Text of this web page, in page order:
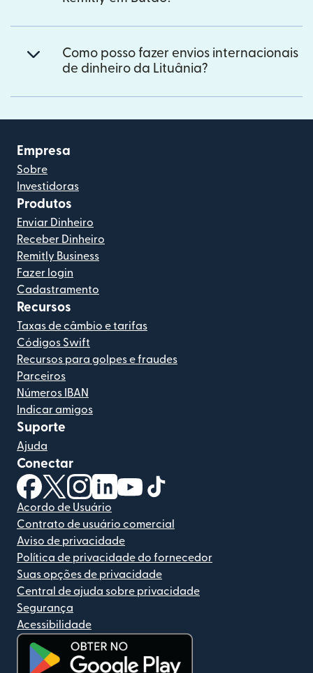
Como posso fazer envios internacionais
de dinheiro da Lituânia?
Empresa
Sobre
Investidoras
Produtos
Enviar Dinheiro
Receber Dinheiro
Remitly Business
Fazer login
Cadastramento
Recursos
Taxas de câmbio e tarifas
Códigos Swift
Recursos para golpes e fraudes
Parceiros
Números IBAN
Indicar amigos
Suporte
Ajuda
Conectar
(abre em uma nova janela)
(abre em uma nova janela)
(abre em uma nova janela)
(abre em uma nova janela)
(abre em uma nova janela)
Acordo de Usuário
Contrato de usuário comercial
Aviso de privacidade
Política de privacidade do fornecedor
Suas opções de privacidade
Central de ajuda sobre privacidade
Segurança
Acessibilidade